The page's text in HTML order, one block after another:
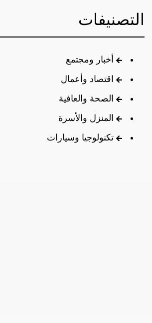
التصنيفات
أخبار ومجتمع
اقتصاد وأعمال
الصحة والعافية
المنزل والأسرة
تكنولوجيا وسيارات